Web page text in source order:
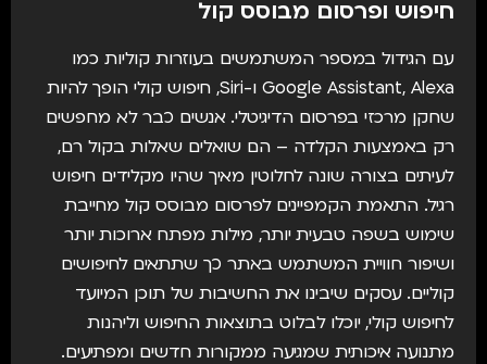
חיפוש ופרסום מבוסס קול
עם הגידול במספר המשתמשים בעוזרות קוליות כמו
Google Assistant, Alexa ו-Siri, חיפוש קולי הופך להיות
שחקן מרכזי בפרסום הדיגיטלי. אנשים כבר לא מחפשים
רק באמצעות הקלדה – הם שואלים שאלות בקול רם,
לעיתים בצורה שונה לחלוטין מאיך שהיו מקלידים חיפוש
רגיל. התאמת הקמפיינים לפרסום מבוסס קול מחייבת
שימוש בשפה טבעית יותר, מילות מפתח ארוכות יותר
ושיפור חוויית המשתמש באתר כך שתתאים לחיפושים
קוליים. עסקים שיבינו את החשיבות של תוכן המיועד
לחיפוש קולי, יוכלו לבלוט בתוצאות החיפוש וליהנות
מתנועה איכותית שמגיעה ממקורות חדשים ומפתיעים.